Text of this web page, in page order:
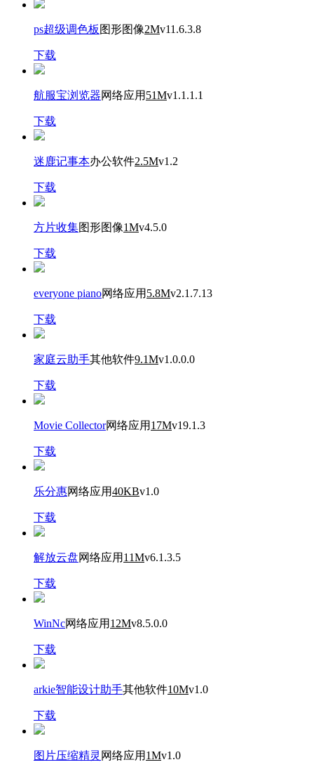
ps超级调色板 图形图像2Mv11.6.3.8
下载
航服宝浏览器网络应用 51Mv1.1.1.1
下载
迷鹿记事本办公软件2.5Mv1.2
下载
方片收集图形图像1Mv4.5.0
下载
everyone piano网络应用 5.8Mv2.1.7.13
下载
家庭云助手其他软件9.1Mv1.0.0.0
下载
Movie Collector网络应用 17Mv19.1.3
下载
乐分惠网络应用40KBv1.0
下载
解放云盘网络应用 11Mv6.1.3.5
下载
WinNc网络应用 12Mv8.5.0.0
下载
arkie智能设计助手其他软件10Mv1.0
下载
图片压缩精灵 网络应用 1Mv1.0